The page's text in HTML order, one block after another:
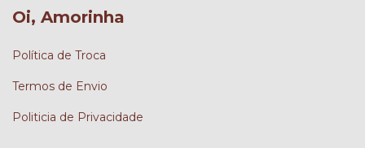
Oi, Amorinha
Política de Troca
Termos de Envio
Politicia de Privacidade